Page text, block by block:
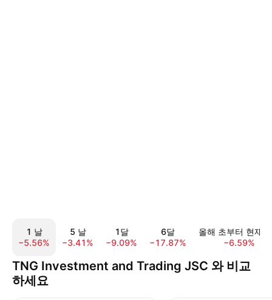
1 날
−5.56%
5 날
−3.41%
1달
−9.09%
6달
−17.87%
올해 초부터 현재
−6.59%
TNG Investment and Trading JSC 와 비교
하세요